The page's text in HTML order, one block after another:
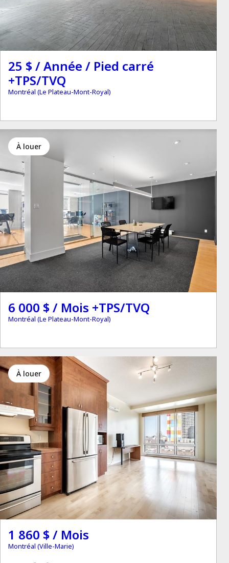
25 $ / Année / Pied carré
+TPS/TVQ
Montréal (Le Plateau-Mont-Royal)
à louer
6 000 $ / Mois +TPS/TVQ
Montréal (Le Plateau-Mont-Royal)
à louer
1 860 $ / Mois
Montréal (Ville-Marie)